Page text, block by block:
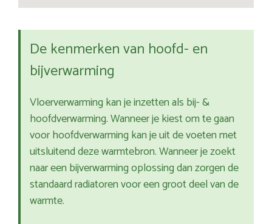
De kenmerken van hoofd- en
bijverwarming
Vloerverwarming kan je inzetten als bij- &
hoofdverwarming. Wanneer je kiest om te gaan
voor hoofdverwarming kan je uit de voeten met
uitsluitend deze warmtebron. Wanneer je zoekt
naar een bijverwarming oplossing dan zorgen de
standaard radiatoren voor een groot deel van de
warmte.